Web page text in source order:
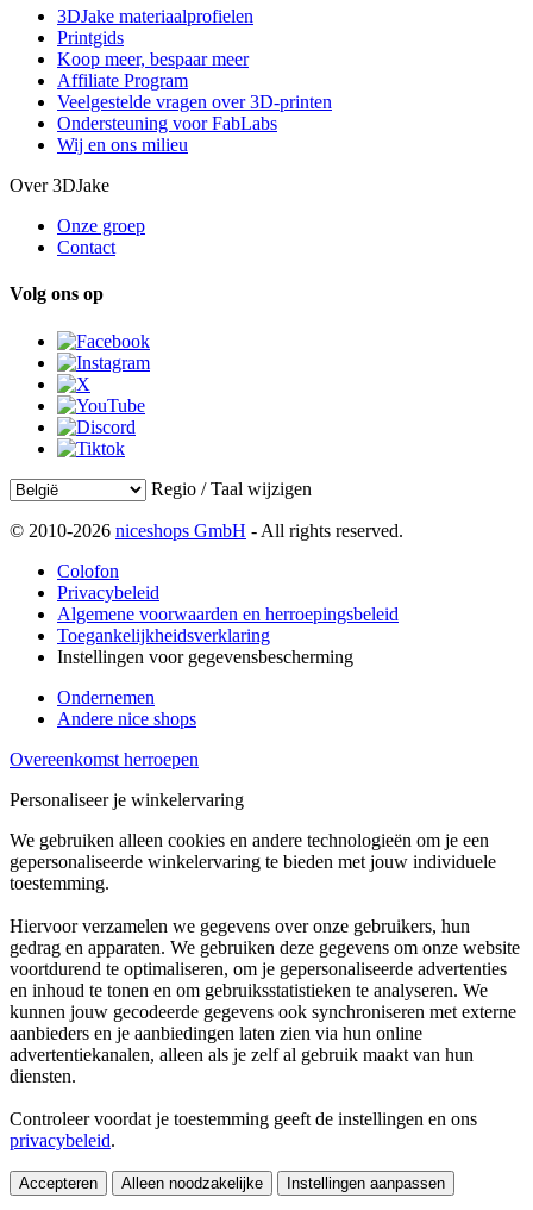
3DJake materiaalprofielen
Printgids
Koop meer, bespaar meer
Affiliate Program
Veelgestelde vragen over 3D-printen
Ondersteuning voor FabLabs
Wij en ons milieu
Over 3DJake
Onze groep
Contact
Volg ons op
Regio / Taal wijzigen
© 2010-2026 niceshops GmbH - All rights reserved.
Colofon
Privacybeleid
Algemene voorwaarden en herroepingsbeleid
Toegankelijkheidsverklaring
Instellingen voor gegevensbescherming
Ondernemen
Andere nice shops
Overeenkomst herroepen
Personaliseer je winkelervaring
We gebruiken alleen cookies en andere technologieën om je een
gepersonaliseerde winkelervaring te bieden met jouw individuele
toestemming.
Hiervoor verzamelen we gegevens over onze gebruikers, hun
gedrag en apparaten. We gebruiken deze gegevens om onze website
voortdurend te optimaliseren, om je gepersonaliseerde advertenties
en inhoud te tonen en om gebruiksstatistieken te analyseren. We
kunnen jouw gecodeerde gegevens ook synchroniseren met externe
aanbieders en je aanbiedingen laten zien via hun online
advertentiekanalen, alleen als je zelf al gebruik maakt van hun
diensten.
Controleer voordat je toestemming geeft de instellingen en ons
privacybeleid.
Accepteren Alleen noodzakelijke Instellingen aanpassen